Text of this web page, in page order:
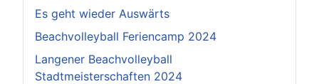
Es geht wieder Auswärts
Beachvolleyball Feriencamp 2024
Langener Beachvolleyball
Stadtmeisterschaften 2024